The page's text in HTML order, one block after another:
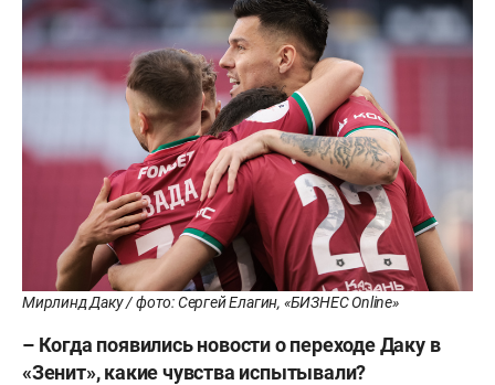
Мирлинд Даку / фото: Сергей Елагин, «БИЗНЕС Online»
– Когда появились новости о переходе Даку в
«Зенит», какие чувства испытывали?